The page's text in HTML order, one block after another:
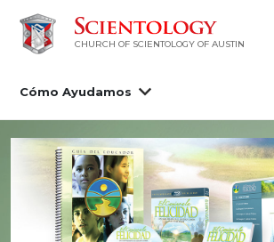
CHURCH OF SCIENTOLOGY OF AUSTIN
Cómo Ayudamos